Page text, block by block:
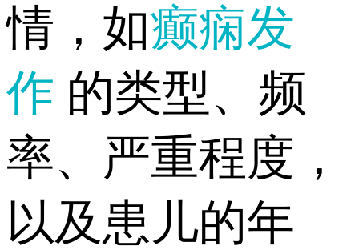
情，如癫痫发
作 的类型、频
率、严重程度，
以及患儿的年